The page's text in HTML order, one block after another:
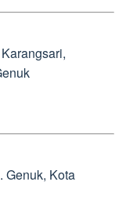
Genuk, Kota